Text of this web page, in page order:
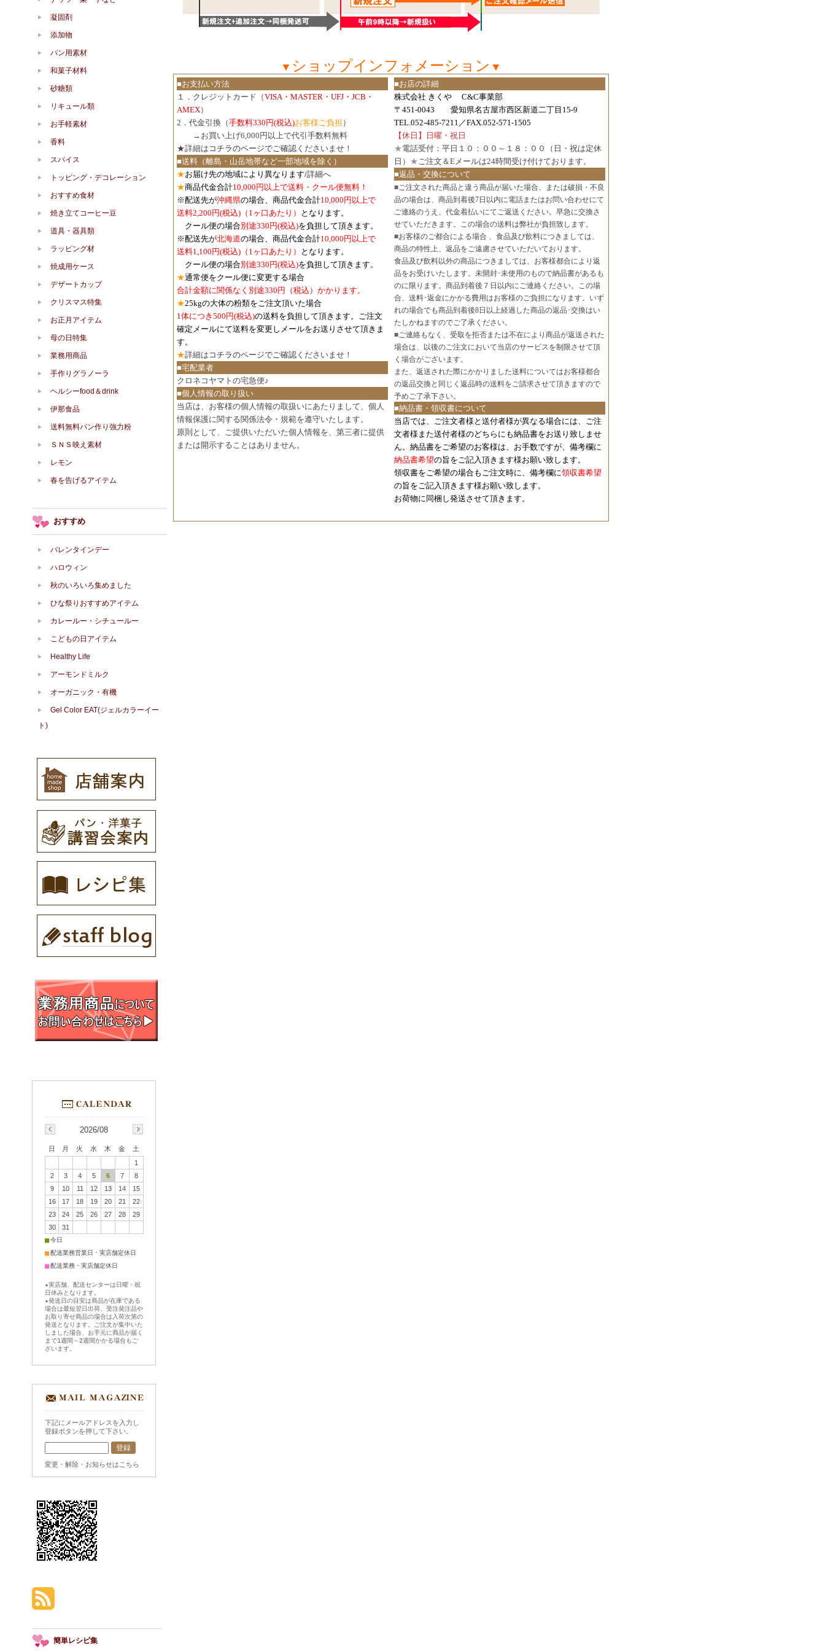
▼ ショップインフォメーション ▼
■お支払い方法
１．クレジットカード（VISA・MASTER・UFJ・JCB・
AMEX）
2．代金引換（手数料330円(税込)お客様ご負担 ）
→お買い上げ6,000円以上で代引手数料無料
★詳細は コチラのページでご確認 くださいませ！
■送料（離島・山岳地帯など一部地域を除く）
★お届け先の地域により異なります/詳細へ
★商品代金合計10,000円以上で送料・クール便無料！
※配送先が沖縄県の場合、商品代金合計10,000円以上で
送料2,200円(税込)（1ヶ口あたり）
となります。
クール便の場合別途330円(税込)を負担して頂きます。
※配送先が北海道の場合、商品代金合計10,000円以上で
送料1,100円(税込) （1ヶ口あたり）
となります。
クール便の場合別途330円(税込)を負担して頂きます。
★通常便をクール便に変更する場合
合計金額に関係なく別途330円（税込）かかります。
★25kgの大体の粉類をご注文頂いた場合
1体につき500円(税込)の送料を負担して頂きます。ご注文
確定メールにて送料を変更しメールをお送りさせて頂きま
す。
★詳細は コチラのページでご確認 くださいませ！
■宅配業者
クロネコヤマトの宅急便♪
■個人情報の取り扱い
当店は、お客様の個人情報の取扱いにあたりまして、個人
情報保護に関する関係法令・規範を遵守いたします。
原則として、ご提供いただいた個人情報を、第三者に提供
または開示することはありません。
■お店の詳細
株式会社 きくや C&C事業部
〒451-0043 愛知県名古屋市西区新道二丁目15-9
TEL.052-485-7211／FAX.052-571-1505
【休日】日曜・祝日
★電話受付：平日１０：００～１８：００（日・祝は定休
日） ★ご注文＆Eメールは24時間受け付けております。
■返品・交換について
■ご注文された商品と違う商品が届いた場合、または破損・不良
品の場合は、商品到着後7日以内に電話またはお問い合わせにて
ご連絡のうえ、代金着払いにてご返送ください。早急に交換さ
せていただきます。この場合の送料は弊社が負担致します。
■お客様のご都合による場合 、食品及び飲料につきましては、
商品の特性上、返品をご遠慮させていただいております。
食品及び飲料以外の商品につきましては、お客様都合により返
品をお受けいたします。未開封･未使用のもので納品書があるも
のに限ります。商品到着後７日以内にご連絡ください。この場
合、送料･返金にかかる費用はお客様のご負担になります。いず
れの場合でも商品到着後8日以上経過した商品の返品･交換はい
たしかねますのでご了承ください。
■ご連絡もなく、受取を拒否または不在により商品が返送された
場合は、以後のご注文において当店のサービスを制限させて頂
く場合がございます。
また、返送された際にかかりました送料についてはお客様都合
の返品交換と同じく返品時の送料をご請求させて頂きますので
予めご了承下さい。
■納品書・領収書について
当店では、ご注文者様と送付者様が異なる場合には、 ご注
文者様また送付者様のどちらにも納品書をお送り致しませ
ん。納品書をご希望のお客様は、お手数ですが、備考欄に
納品書希望の旨をご記入頂きます様お願い致します。
領収書をご希望の場合もご注文時に、備考欄に領収書希望
の旨をご記入頂きます様お願い致します。
お荷物に同梱し発送させて頂きます。
凝固剤
添加物
パン用素材
和菓子材料
砂糖類
リキュール類
お手軽素材
香料
スパイス
トッピング・デコレーション
おすすめ食材
焼き立てコーヒー豆
道具・器具類
ラッピング材
焼成用ケース
デザートカップ
クリスマス特集
お正月アイテム
母の日特集
業務用商品
手作りグラノーラ
ヘルシーfood＆drink
伊那食品
送料無料パン作り強力粉
ＳＮＳ映え素材
レモン
春を告げるアイテム
おすすめ
バレンタインデー
ハロウィン
秋のいろいろ集めました
ひな祭りおすすめアイテム
カレールー・シチュールー
こどもの日アイテム
Healthy Life
アーモンドミルク
オーガニック・有機
Gel Color EAT(ジェルカラーイー
ト)
2026/08
日 月 火 水 木 金
土
1
2
3 4 5 6 7
8
9
10 11 12 13 14
15
16
17 18 19 20 21
22
23
24 25 26 27 28
29
30
31
■今日
■配送業務営業日・実店舗定休日
■配送業務・実店舗定休日
★実店舗、配送センターは日曜・祝
日休みとなります。
★発送日の目安は商品が在庫である
場合は最短翌日出荷、受注発注品や
お取り寄せ商品の場合は入荷次第の
発送となります。ご注文が集中いた
しました場合、お手元に商品が届く
まで1週間～2週間かかる場合もご
ざいます。
下記にメールアドレスを入力し
登録ボタンを押して下さい。
変更・解除・お知らせはこちら
簡単レシピ集